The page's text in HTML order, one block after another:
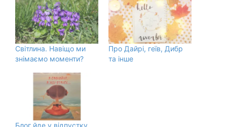
Світлина. Навіщо ми
знімаємо моменти?
Про Дайрі, геїв, Дибр
та інше
Блог йде у відпустку